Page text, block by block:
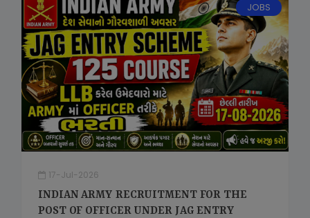
JOBS
17-Jul-2026
INDIAN ARMY RECRUITMENT FOR THE
POST OF OFFICER UNDER JAG ENTRY